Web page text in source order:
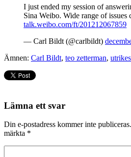
I just ended my session of
Sina Weibo. Wide range of issues
talk.weibo.com/ft/201212067859
— Carl Bildt (@carlbildt)
Ämnen: Carl Bildt, teo zetterman,
Lämna ett svar
Din e-postadress kommer inte publiceras.
märkta *